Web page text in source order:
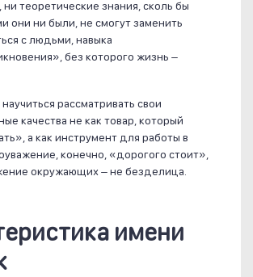
теоретические знания, сколь бы
они ни были, не смогут заменить
с людьми, навыка
без которого жизнь –
рассматривать свои
качества не как товар, который
а как инструмент для работы в
конечно, «дорогого стоит»,
окружающих – не безделица.
имени